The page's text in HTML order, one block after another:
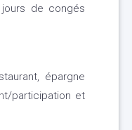
de congés
épargne
participation et